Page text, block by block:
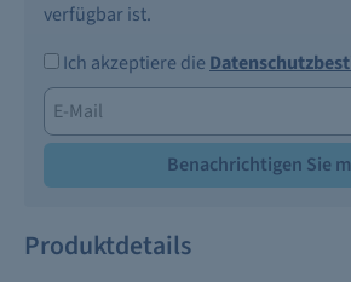
verfügbar ist.
Ich akzeptiere die
Benachrichtigen Sie
Produktdetails